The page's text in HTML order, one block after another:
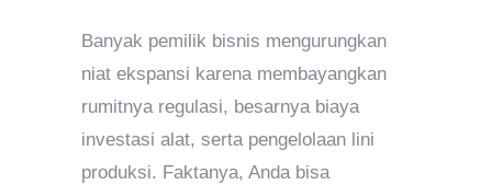
Banyak pemilik bisnis mengurungkan
niat ekspansi karena membayangkan
rumitnya regulasi, besarnya biaya
investasi alat, serta pengelolaan lini
produksi. Faktanya, Anda bisa